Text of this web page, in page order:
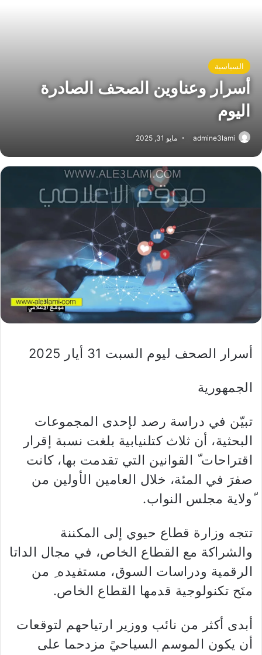
السياسية
أسرار وعناوين الصحف الصادرة
اليوم
admine3lami مايو 31, 2025
أسرار الصحف ليوم السبت 31 أيار 2025
الجمهورية
تبيّن في دراسة رصد لإحدى المجموعات
البحثية، أن ثلاث كتلنيابية بلغت نسبة إقرار
اقتراحات ّ القوانين التي تقدمت بها، كانت
صفرَ في المئة، خلال العامين الأولين من
ّولاية مجلس النواب.
تتجه وزارة قطاع حيوي إلى المكننة
والشراكة مع القطاع الخاص، في مجال الداتا
الرقمية ودراسات السوق، مستفيده ِ من
منَح تكنولوجية قدمها القطاع الخاص.
أبدى أكثر من نائب ووزير ارتياحهم لتوقعات
أن يكون الموسم السياحيً مزدحما على